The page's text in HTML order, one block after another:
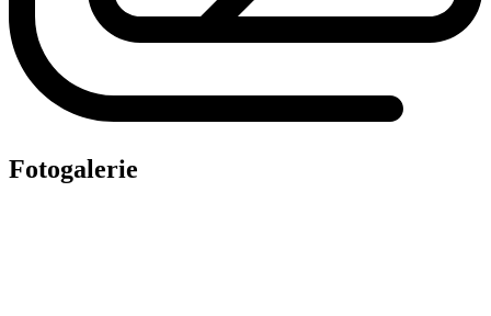
Fotogalerie